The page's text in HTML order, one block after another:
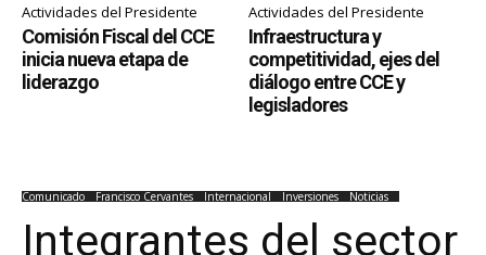
Actividades del Presidente
Comisión Fiscal del CCE
inicia nueva etapa de
liderazgo
Actividades del Presidente
Infraestructura y
competitividad, ejes del
diálogo entre CCE y
legisladores